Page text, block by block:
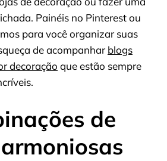
Painéis no Pinterest ou
para você organizar suas
de acompanhar blogs
decoração que estão sempre
de